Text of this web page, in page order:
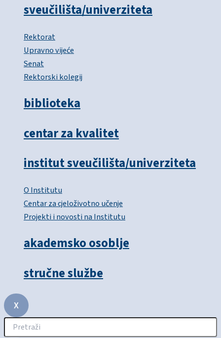
sveučilišta/univerziteta
Rektorat
Upravno vijeće
Senat
Rektorski kolegij
biblioteka
centar za kvalitet
institut sveučilišta/univerziteta
O Institutu
Centar za cjeloživotno učenje
Projekti i novosti na Institutu
akademsko osoblje
stručne službe
X